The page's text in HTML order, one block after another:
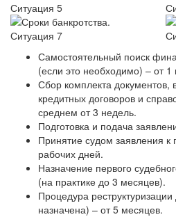
Самостоятельный поиск
(если это необходимо) – от 1
Сбор комплекта документов,
кредитных договоров и
среднем от 3 недель.
Подготовка и подача
Принятие судом заявления к
рабочих дней.
Назначение первого
(на практике до 3 месяцев).
Процедура
назначена) – от 5 месяцев.